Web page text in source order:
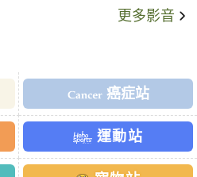
更多影音
癌症站
運動站